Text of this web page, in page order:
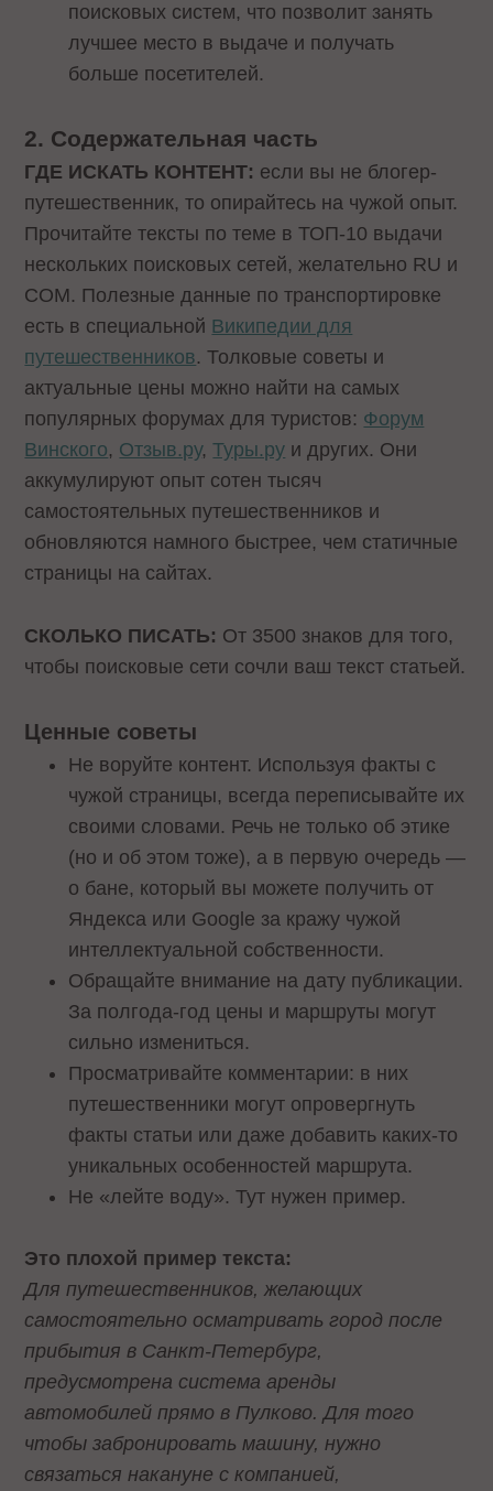
поисковых систем, что позволит занять
лучшее место в выдаче и получать
больше посетителей.
2. Содержательная часть
ГДЕ ИСКАТЬ КОНТЕНТ: если вы не блогер-
путешественник, то опирайтесь на чужой опыт.
Прочитайте тексты по теме в ТОП-10 выдачи
нескольких поисковых сетей, желательно RU и
COM. Полезные данные по транспортировке
есть в специальной Википедии для
путешественников. Толковые советы и
актуальные цены можно найти на самых
популярных форумах для туристов: Форум
Винского, Отзыв.ру,Туры.ру и других. Они
аккумулируют опыт сотен тысяч
самостоятельных путешественников и
обновляются намного быстрее, чем статичные
страницы на сайтах.
СКОЛЬКО ПИСАТЬ: От 3500 знаков для того,
чтобы поисковые сети сочли ваш текст статьей.
Ценные советы
Не воруйте контент. Используя факты с
чужой страницы, всегда переписывайте их
своими словами. Речь не только об этике
(но и об этом тоже), а в первую очередь —
о бане, который вы можете получить от
Яндекса или Google за кражу чужой
интеллектуальной собственности.
Обращайте внимание на дату публикации.
За полгода-год цены и маршруты могут
сильно измениться.
Просматривайте комментарии: в них
путешественники могут опровергнуть
факты статьи или даже добавить каких-то
уникальных особенностей маршрута.
Не «лейте воду». Тут нужен пример.
Это плохой пример текста:
Для путешественников, желающих
самостоятельно осматривать город после
прибытия в Санкт-Петербург,
предусмотрена система аренды
автомобилей прямо в Пулково. Для того
чтобы забронировать машину, нужно
связаться накануне с компанией,